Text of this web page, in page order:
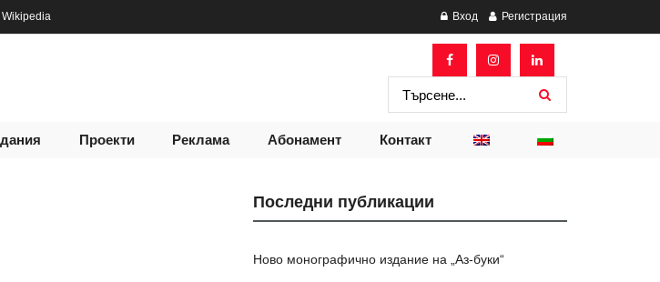
Wikipedia Вход Регистрация
Проекти Реклама Абонамент Контакт
Последни публикации
Ново монографично издание на „Аз-буки“